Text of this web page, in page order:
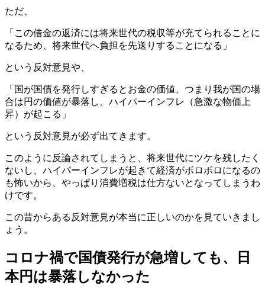
ただ、
「 この借金の返済には将来世代の税収等が充てられることに
なるため、将来世代へ負担を先送りすることになる 」
という反対意見や、
「 国が国債を発行しすぎるとお金の価値、つまり我が国の場
合は円の価値が暴落し、ハイパーインフレ（急激な物価上
昇）が起こる 」
という反対意見が必ず出てきます。
このように反論されてしまうと、将来世代にツケを残したく
ないし、ハイパーインフレが起きて経済がボロボロになるの
も怖いから、やっぱり消費増税は仕方ないとなってしまうわ
けです。
この昔からある反対意見が本当に正しいのかを見ていきまし
ょう。
コロナ禍で国債発行が急増しても、日
本円は暴落しなかった